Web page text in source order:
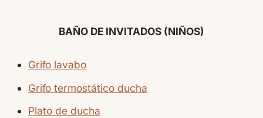
BAÑO DE INVITADOS (NIÑOS)
Grifo lavabo
Grifo termostático ducha
Plato de ducha